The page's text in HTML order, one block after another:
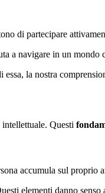
di partecipare
a navigare in un mondo
essa, la nostra
Questi
accumula sul proprio
elementi danno